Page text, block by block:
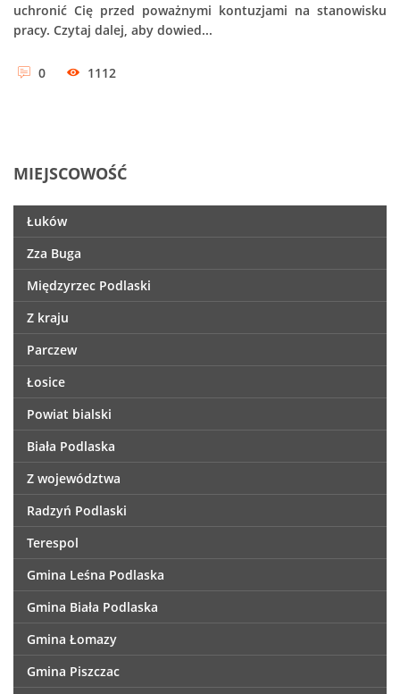
uchronić Cię przed poważnymi kontuzjami na stanowisku
pracy. Czytaj dalej, aby dowied...
0 1112
MIEJSCOWOŚĆ
Łuków
Zza Buga
Międzyrzec Podlaski
Z kraju
Parczew
Łosice
Powiat bialski
Biała Podlaska
Z województwa
Radzyń Podlaski
Terespol
Gmina Leśna Podlaska
Gmina Biała Podlaska
Gmina Łomazy
Gmina Piszczac